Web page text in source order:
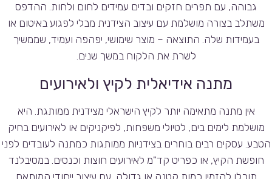
גבוהה, עם תפרים חזקים ובדים עמידים לחום ולחות. ההדפס
משתלב בצורה מושלמת עם עיצוב הצידנית מבלי לפגוע באיטום או
בעמידות שלה. התוצאה – מוצר שימושי, יפהפה ועמיד, שממשיך
לשרת את הלקוח במשך שנים.
מתנה אידיאלית לקיץ ולאירועים
אין מתנה מתאימה יותר לקיץ הישראלי מצידנית ממותגת. היא
מושלמת לימים בים, לטיולי משפחות, לפיקניקים או לאירועים בחיק
הטבע. עסקים רבים בוחרים בצידניות ממותגות כמתנה לעובדים לפני
חופשת הקיץ, או כפריט קד"מ לאירועים חוצות וכנסים. במסיבלנד